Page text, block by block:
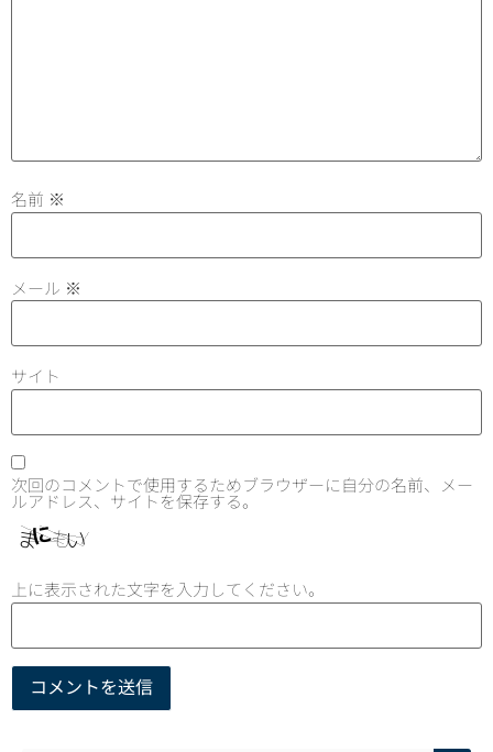
名前 ※
メール ※
サイト
次回のコメントで使用するためブラウザーに自分の名前、メー
ルアドレス、サイトを保存する。
上に表示された文字を入力してください。